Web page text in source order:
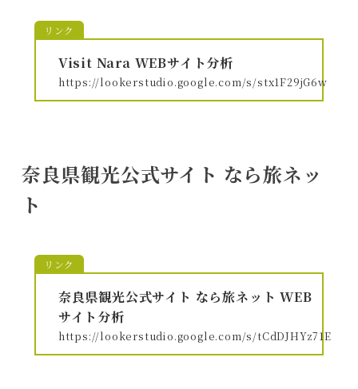
リンク
https://lookerstudio.google.com/s/stx1F29jG6w
Visit Nara WEBサイト分析
奈良県観光公式サイト なら旅ネッ
ト
リンク
https://lookerstudio.google.com/s/tCdDJHYz71E
奈良県観光公式サイト なら旅ネット WEB
サイト分析